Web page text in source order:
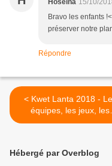
Hoseina 15/10/
Bravo les enfants
préserver notre
Répondre
< Kwet Lanta 2018 - Les
équipes, les jeux, les
premiers
Hébergé par Overblog